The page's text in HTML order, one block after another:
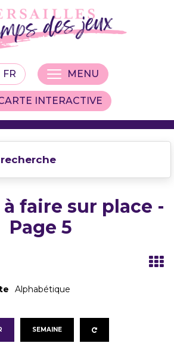
FR
INTERACTIVE
MENU
faire sur place -
Page 5
Alphabétique
SEMAINE